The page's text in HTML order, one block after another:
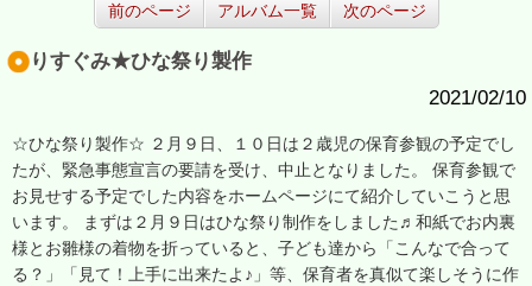
前のページ アルバム一覧 次のページ
りすぐみ★ひな祭り製作
2021/02/10
☆ひな祭り製作☆ ２月９日、１０日は２歳児の保育参観の予定でし
たが、緊急事態宣言の要請を受け、中止となりました。 保育参観で
お見せする予定でした内容をホームページにて紹介していこうと思
います。 まずは２月９日はひな祭り制作をしました♬和紙でお内裏
様とお雛様の着物を折っていると、子ども達から「こんなで合って
る？」「見て！上手に出来たよ♪」等、保育者を真似て楽しそうに作